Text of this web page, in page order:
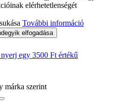
elérhetetlenségét
További információ
elfogadása
egy 3500 Ft értékű
márka szerint